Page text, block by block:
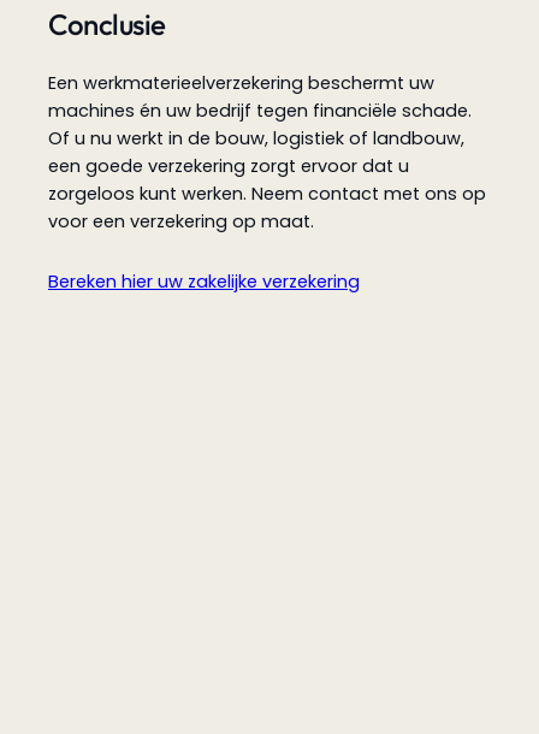
Conclusie
Een werkmaterieelverzekering beschermt uw
machines én uw bedrijf tegen financiële schade.
Of u nu werkt in de bouw, logistiek of landbouw,
een goede verzekering zorgt ervoor dat u
zorgeloos kunt werken. Neem contact met ons op
voor een verzekering op maat.
Bereken hier uw zakelijke verzekering